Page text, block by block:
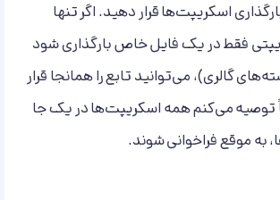
اسکریپت‌ها قرار دهید. اگر تنها
فقط در یک فایل خاص بارگذاری شود
گالری)، می‌توانید تابع را همانجا قرار
توصیه می‌کنم همه اسکریپت‌ها در یک جا
به موقع فراخوانی شوند.